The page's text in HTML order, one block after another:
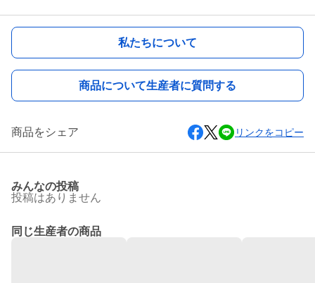
私たちについて
商品について生産者に質問する
商品をシェア リンクをコピー
みんなの投稿
投稿はありません
同じ生産者の商品